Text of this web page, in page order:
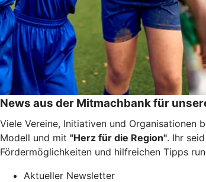
News aus der Mitmachbank für
Viele Vereine, Initiativen und Organisationen
Modell und mit "Herz für die Region". Ihr
Fördermöglichkeiten und hilfreichen Tipps
Aktueller Newsletter